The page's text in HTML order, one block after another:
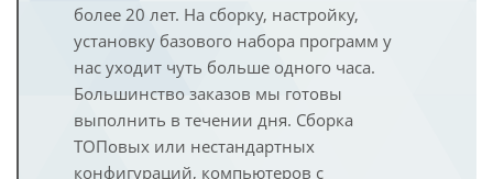
более 20 лет. На сборку, настройку,
установку базового набора программ у
нас уходит чуть больше одного часа.
Большинство заказов мы готовы
выполнить в течении дня. Сборка
ТОПовых или нестандартных
конфигураций, компьютеров с